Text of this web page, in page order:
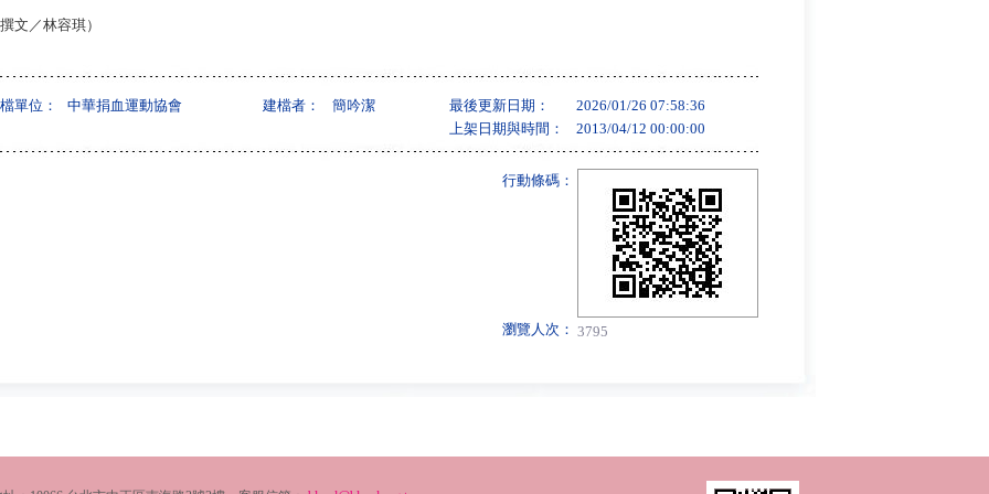
文／林容琪）
單位： 中華捐血運動協會 建檔者： 簡吟潔 最後更新日期：
2026/01/26 07:58:36
上架日期與時間：
2013/04/12 00:00:00
行動條碼：
瀏覽人次： 3795